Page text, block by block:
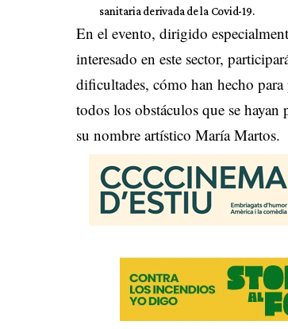
sanitaria derivada de la Covid-19.
En el evento, dirigido
interesado en este sector,
dificultades, cómo han hecho para
todos los obstáculos que se
su nombre artístico María Martos.